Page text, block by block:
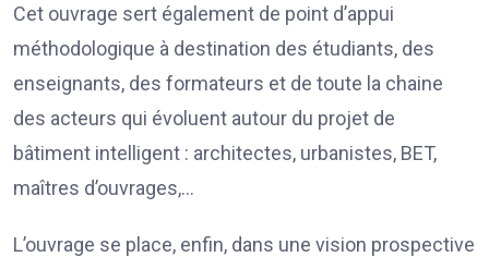
Cet ouvrage sert également de point d’appui
méthodologique à destination des étudiants, des
enseignants, des formateurs et de toute la chaine
des acteurs qui évoluent autour du projet de
bâtiment intelligent : architectes, urbanistes, BET,
maîtres d’ouvrages,…
L’ouvrage se place, enfin, dans une vision prospective